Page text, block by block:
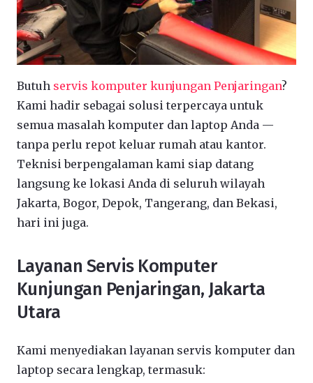
Butuh servis komputer kunjungan Penjaringan?
Kami hadir sebagai solusi terpercaya untuk
semua masalah komputer dan laptop Anda —
tanpa perlu repot keluar rumah atau kantor.
Teknisi berpengalaman kami siap datang
langsung ke lokasi Anda di seluruh wilayah
Jakarta, Bogor, Depok, Tangerang, dan Bekasi,
hari ini juga.
Layanan Servis Komputer
Kunjungan Penjaringan, Jakarta
Utara
Kami menyediakan layanan servis komputer dan
laptop secara lengkap, termasuk: